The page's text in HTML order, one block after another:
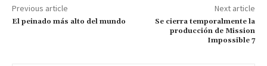
Previous article
El peinado más alto del mundo
Next article
Se cierra temporalmente la
producción de Mission
Impossible 7